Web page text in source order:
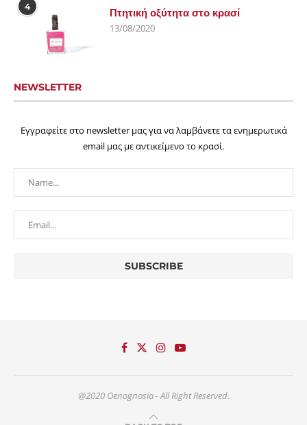
4 Πτητική οξύτητα στο κρασί
13/08/2020
NEWSLETTER
Εγγραφείτε στο newsletter μας για να λαμβάνετε τα ενημερωτικά
email μας με αντικείμενο το κρασί.
@2020 Oenognosia - All Right Reserved.